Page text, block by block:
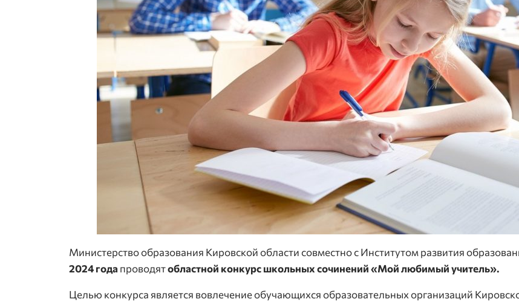
Министерство образования Кировской области совместно с Институтом развития
2024 года проводятобластной конкурс школьных сочинений «Мой любимый учитель».
Целью конкурса является вовлечение обучающихся образовательных организаций